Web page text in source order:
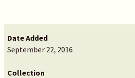
Date Added
September 22, 2016
Collection